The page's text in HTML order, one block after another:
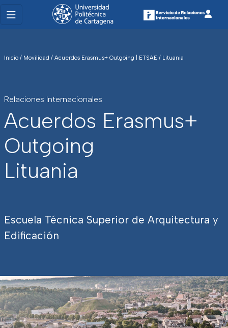
Inicio / Movilidad / Acuerdos Erasmus+ Outgoing | ETSAE / Lituania
Relaciones Internacionales
Acuerdos Erasmus+
Outgoing
Lituania
Escuela Técnica Superior de Arquitectura y
Edificación